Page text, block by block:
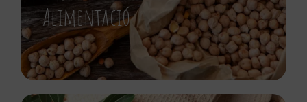
Alimentació